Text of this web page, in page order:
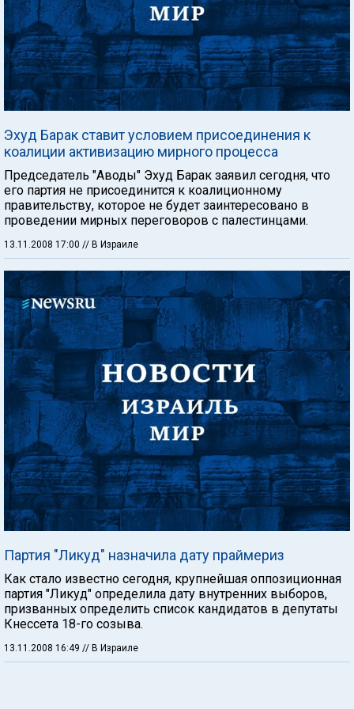
Эхуд Барак ставит условием присоединения к
коалиции активизацию мирного процесса
Председатель "Аводы" Эхуд Барак заявил сегодня, что
его партия не присоединится к коалиционному
правительству, которое не будет заинтересовано в
проведении мирных переговоров с палестинцами.
13.11.2008 17:00 // В Израиле
Партия "Ликуд" назначила дату праймериз
Как стало известно сегодня, крупнейшая оппозиционная
партия "Ликуд" определила дату внутренних выборов,
призванных определить список кандидатов в депутаты
Кнессета 18-го созыва.
13.11.2008 16:49 // В Израиле